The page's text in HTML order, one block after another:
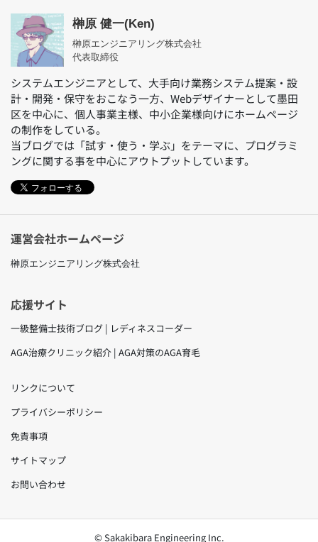
榊原 健一(Ken)
榊原エンジニアリング株式会社
代表取締役
システムエンジニアとして、大手向け業務システム提案・設
計・開発・保守をおこなう一方、Webデザイナーとして墨田
区を中心に、個人事業主様、中小企業様向けにホームページ
の制作をしている。
当ブログでは「試す・使う・学ぶ」をテーマに、プログラミ
ングに関する事を中心にアウトプットしています。
フォローする
運営会社ホームページ
榊原エンジニアリング株式会社
応援サイト
一級整備士技術ブログ | レディネスコーダー
AGA治療クリニック紹介 | AGA対策のAGA育毛
リンクについて
プライバシーポリシー
免責事項
サイトマップ
お問い合わせ
© Sakakibara Engineering Inc.